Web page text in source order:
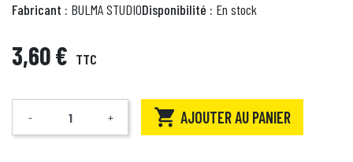
Fabricant : BULMA STUDIODisponibilité : En stock
3,60 € TTC
Quantité
- +  AJOUTER AU PANIER